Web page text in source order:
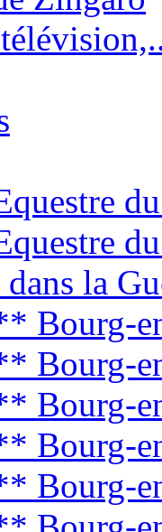
la
Bourg-
Bourg-
Bourg-
Bourg-
Bourg-